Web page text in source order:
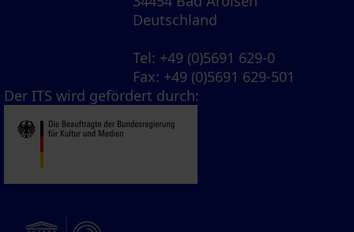
Deutschland
Tel: +49 (0)5691 629-0
Fax: +49 (0)5691 629-501
Der ITS wird gefördert durch: